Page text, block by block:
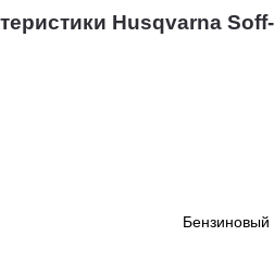
Husqvarna
Бензиновый